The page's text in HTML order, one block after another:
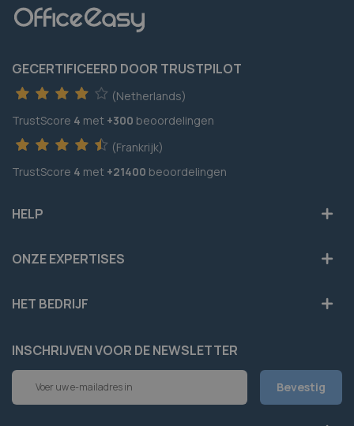
GECERTIFICEERD DOOR TRUSTPILOT
(Netherlands)
TrustScore 4 met +300 beoordelingen
(Frankrijk)
TrustScore 4 met +21400 beoordelingen
HELP
ONZE EXPERTISES
HET BEDRIJF
INSCHRIJVEN VOOR DE NEWSLETTER
Abonneer
op
Bevestig